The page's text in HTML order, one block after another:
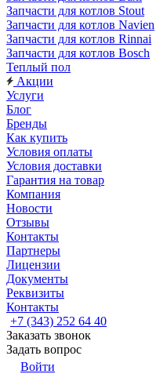
Запчасти для котлов Stout
Запчасти для котлов Navien
Запчасти для котлов Rinnai
Запчасти для котлов Bosch
Теплый пол
Акции
Услуги
Блог
Бренды
Как купить
Условия оплаты
Условия доставки
Гарантия на товар
Компания
Новости
Отзывы
Контакты
Партнеры
Лицензии
Документы
Реквизиты
Контакты
+7 (343) 252 64 40
Заказать звонок
Задать вопрос
Войти